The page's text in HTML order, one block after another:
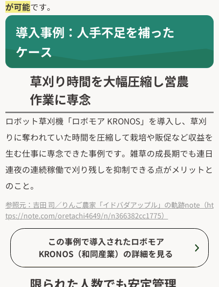
が可能です。
導入事例：人手不足を補った
ケース
草刈り時間を大幅圧縮し営農
作業に専念
ロボット草刈機「ロボモア KRONOS」を導入し、草刈
りに奪われていた時間を圧縮して栽培や販促など収益を
生む仕事に専念できた事例です。雑草の成長期でも連日
連夜の連続稼働で刈り残しを抑制できる点がメリットと
のこと。
参照元：吉田 司／りんご農家「イドバダアップル」の軌跡note（ht
tps://note.com/oretachi4649/n/n366382cc1775）
この事例で導入されたロボモア
KRONOS（和同産業）の詳細を見る
限られた人数でも安定管理